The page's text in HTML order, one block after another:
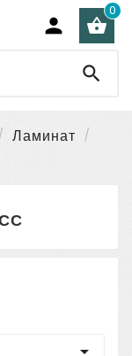
 
0

Ламинат
